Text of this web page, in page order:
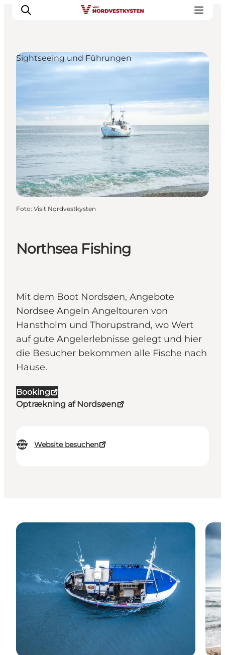
Urlaubsorte
Events
Unterkunft
Mach deine Urlaubsplanung
Northsea Fishing
Mit dem Boot Nordsøen, Angebote
Nordsee Angeln Angeltouren von
Hanstholm und Thorupstrand, wo Wert
auf gute Angelerlebnisse gelegt und hier
die Besucher bekommen alle Fische nach
Hause.
Booking
Optrækning af Nordsøen
Website besuchen
Sightseeing und Führungen
Foto: Visit Nordvestkysten